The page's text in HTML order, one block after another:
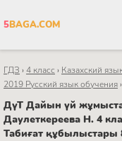
5BAGA.COM
ГДЗ ›4 класс › Казахский
2019 Русский язык обучения›
ДүТ Дайын үй
Даулеткереева Н. 4
Табиғат құбылыстары